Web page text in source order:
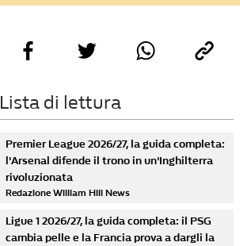
Lista di lettura
Premier League 2026/27, la guida completa:
l'Arsenal difende il trono in un'Inghilterra
rivoluzionata
Redazione William Hill News
Ligue 1 2026/27, la guida completa: il PSG
cambia pelle e la Francia prova a dargli la